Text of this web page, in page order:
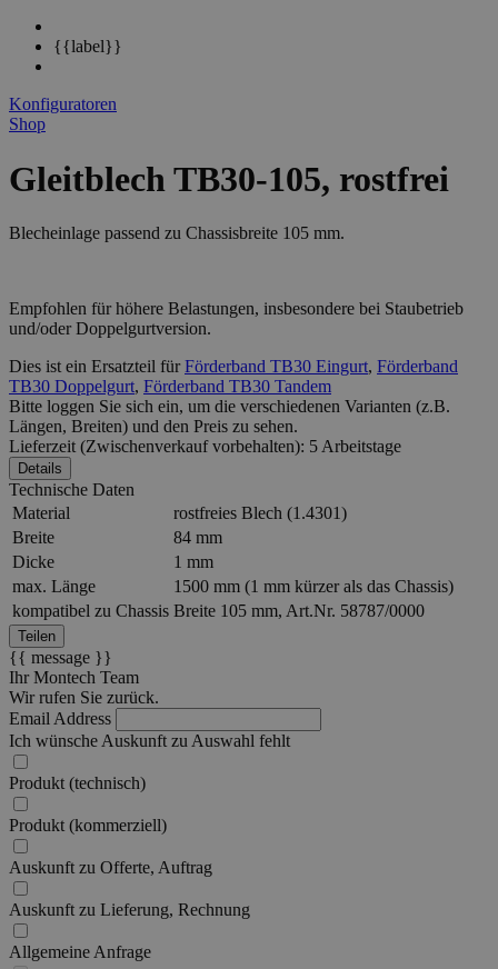
{{label}}
Konfiguratoren
Shop
Gleitblech TB30-105, rostfrei
Blecheinlage passend zu Chassisbreite 105 mm.
Empfohlen für höhere Belastungen, insbesondere bei Staubetrieb
und/oder Doppelgurtversion.
Dies ist ein Ersatzteil fürFörderband TB30 Eingurt, Förderband
TB30 Doppelgurt, Förderband TB30 Tandem
Bitte loggen Sie sich ein, um die verschiedenen Varianten (z.B.
Längen, Breiten) und den Preis zu sehen.
Lieferzeit (Zwischenverkauf vorbehalten): 5 Arbeitstage
Details
Technische Daten
Material
rostfreies Blech (1.4301)
Breite
84 mm
Dicke
1 mm
max. Länge
1500 mm (1 mm kürzer als das Chassis)
kompatibel zu Chassis Breite 105 mm, Art.Nr. 58787/0000
Teilen
{{ message }}
Ihr Montech Team
Wir rufen Sie zurück.
Email Address
Ich wünsche Auskunft zu Auswahl fehlt
Produkt (technisch)
Produkt (kommerziell)
Auskunft zu Offerte, Auftrag
Auskunft zu Lieferung, Rechnung
Allgemeine Anfrage